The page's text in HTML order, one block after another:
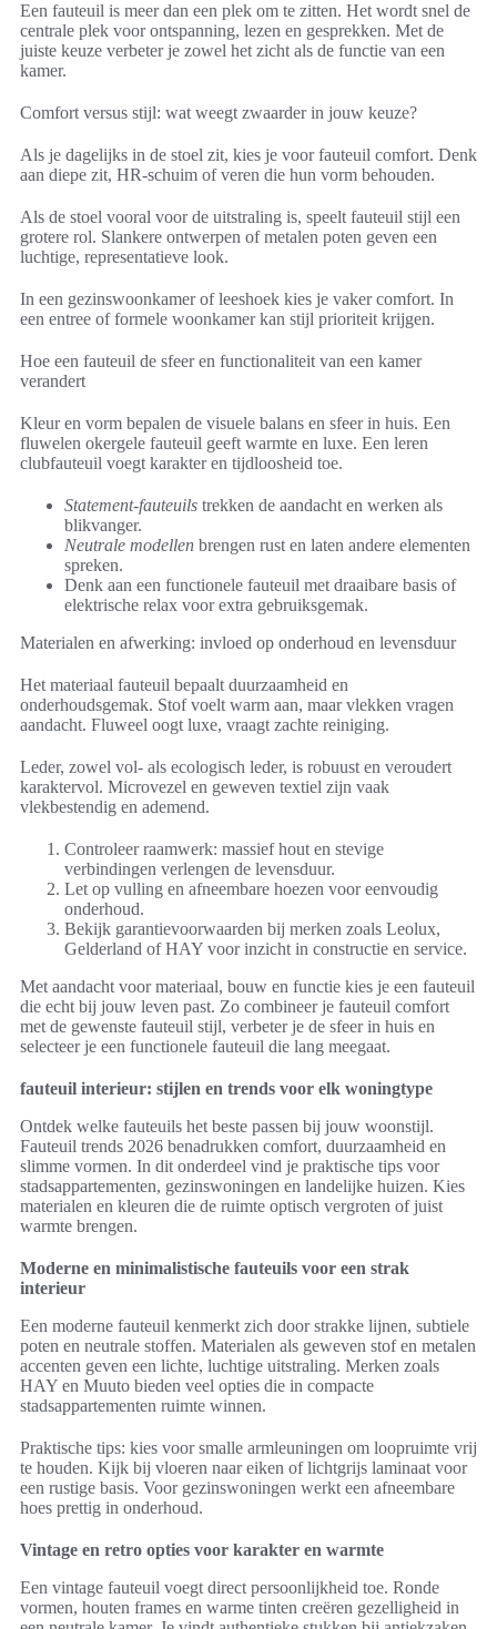
Een fauteuil is meer dan een plek om te zitten. Het wordt snel de
centrale plek voor ontspanning, lezen en gesprekken. Met de
juiste keuze verbeter je zowel het zicht als de functie van een
kamer.
Comfort versus stijl: wat weegt zwaarder in jouw keuze?
Als je dagelijks in de stoel zit, kies je voor fauteuil comfort. Denk
aan diepe zit, HR-schuim of veren die hun vorm behouden.
Als de stoel vooral voor de uitstraling is, speelt fauteuil stijl een
grotere rol. Slankere ontwerpen of metalen poten geven een
luchtige, representatieve look.
In een gezinswoonkamer of leeshoek kies je vaker comfort. In
een entree of formele woonkamer kan stijl prioriteit krijgen.
Hoe een fauteuil de sfeer en functionaliteit van een kamer
verandert
Kleur en vorm bepalen de visuele balans en sfeer in huis. Een
fluwelen okergele fauteuil geeft warmte en luxe. Een leren
clubfauteuil voegt karakter en tijdloosheid toe.
Statement-fauteuils trekken de aandacht en werken als
blikvanger.
Neutrale modellen brengen rust en laten andere elementen
spreken.
Denk aan een functionele fauteuil met draaibare basis of
elektrische relax voor extra gebruiksgemak.
Materialen en afwerking: invloed op onderhoud en levensduur
Het materiaal fauteuil bepaalt duurzaamheid en
onderhoudsgemak. Stof voelt warm aan, maar vlekken vragen
aandacht. Fluweel oogt luxe, vraagt zachte reiniging.
Leder, zowel vol- als ecologisch leder, is robuust en veroudert
karaktervol. Microvezel en geweven textiel zijn vaak
vlekbestendig en ademend.
Controleer raamwerk: massief hout en stevige
verbindingen verlengen de levensduur.
Let op vulling en afneembare hoezen voor eenvoudig
onderhoud.
Bekijk garantievoorwaarden bij merken zoals Leolux,
Gelderland of HAY voor inzicht in constructie en service.
Met aandacht voor materiaal, bouw en functie kies je een fauteuil
die echt bij jouw leven past. Zo combineer je fauteuil comfort
met de gewenste fauteuil stijl, verbeter je de sfeer in huis en
selecteer je een functionele fauteuil die lang meegaat.
fauteuil interieur: stijlen en trends voor elk woningtype
Ontdek welke fauteuils het beste passen bij jouw woonstijl.
Fauteuil trends 2026 benadrukken comfort, duurzaamheid en
slimme vormen. In dit onderdeel vind je praktische tips voor
stadsappartementen, gezinswoningen en landelijke huizen. Kies
materialen en kleuren die de ruimte optisch vergroten of juist
warmte brengen.
Moderne en minimalistische fauteuils voor een strak
interieur
Een moderne fauteuil kenmerkt zich door strakke lijnen, subtiele
poten en neutrale stoffen. Materialen als geweven stof en metalen
accenten geven een lichte, luchtige uitstraling. Merken zoals
HAY en Muuto bieden veel opties die in compacte
stadsappartementen ruimte winnen.
Praktische tips: kies voor smalle armleuningen om loopruimte vrij
te houden. Kijk bij vloeren naar eiken of lichtgrijs laminaat voor
een rustige basis. Voor gezinswoningen werkt een afneembare
hoes prettig in onderhoud.
Vintage en retro opties voor karakter en warmte
Een vintage fauteuil voegt direct persoonlijkheid toe. Ronde
vormen, houten frames en warme tinten creëren gezelligheid in